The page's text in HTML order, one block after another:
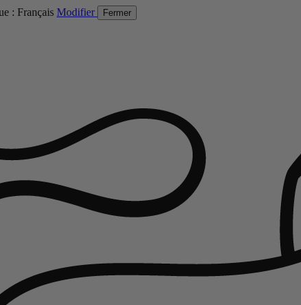
: Français Modifier Fermer